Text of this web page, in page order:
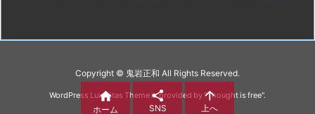
Copyright © 鬼岩正和 All Rights Reserved.
WordPress Luxeritas Theme is provided by "Thought is free".

ホーム

SNS

上へ